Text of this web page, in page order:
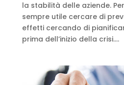
la stabilità delle aziende.
sempre utile cercare di
effetti cercando di
prima dell’inizio della crisi....